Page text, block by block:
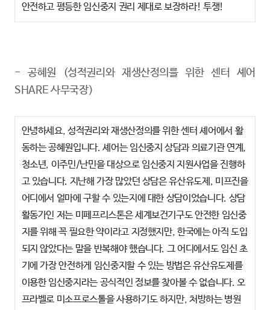
안전하고 평등한 임신중지 권리 제대로 보장하라! 투쟁!
-공혜원 (성적권리와 재생산정의를 위한 센터 셰어
SHARE 사무국장)
안녕하세요, 성적권리와 재생산정의를 위한 센터 셰어에서 활
동하는 공혜원입니다. 셰어는 임신중지 상담과 의료기관 연계,
청소년, 이주민/난민을 대상으로 임신중지 지원사업을 진행하
고 있습니다. 지난해 가장 많았던 상담은 유산유도제, 미프진을
어디에서 얼마에 구할 수 있는지에 대한 상담이었습니다. 상담
활동가인 저는 미페프리스톤은 세계보건기구도 안전한 임신중
지를 위해 꼭 필요한 약이라고 지정했지만, 한국에는 아직 도입
되지 않았다는 말을 반복해야 했습니다. 그 어디에서도 임신 초
기에 가장 안전하게 임신중지할 수 있는 방법은 유산유도제를
이용한 임신중지라는 공식적인 정보를 찾아볼 수 없습니다. 오
프라벨로 미소프로스톨을 사용하기도 하지만, 처방하는 병원